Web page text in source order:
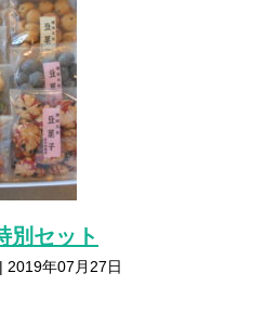
セット
| 2019年07月27日